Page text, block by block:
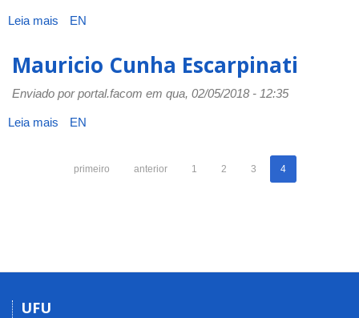
Leia mais sobre
Ribeiro
de
Paiva
EN
Mauricio Cunha Escarpinati
Enviado porportal.facom em qua, 02/05/2018 - 12:35
Leia mais sobre
Escarpinati
EN
primeiro anterior 1 2 3 4
UFU